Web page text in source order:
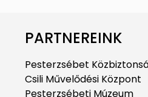
PARTNEREINK
Pesterzsébet
Csili Művelődési Központ
Pesterzsébeti Múzeum